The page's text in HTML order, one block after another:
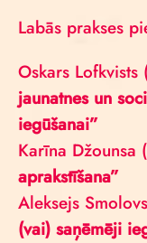
Labās prakses
Oskars Lofkvists
jaunatnes un
iegūšanai”
Karīna Džounsa
aprakstīšana”
Aleksejs
(vai) saņēmēji